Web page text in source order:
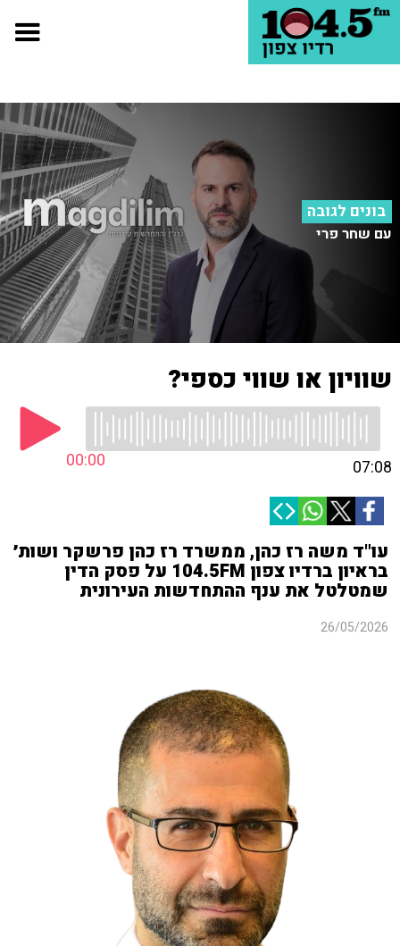
בונים לגובה
עם שחר פרי
שוויון או שווי כספי?
00:00 07:08
עו"ד משה רז כהן, ממשרד רז כהן פרשקר ושות׳
בראיון ברדיו צפון 104.5FM על פסק הדין
שמטלטל את ענף ההתחדשות העירונית
26/05/2026